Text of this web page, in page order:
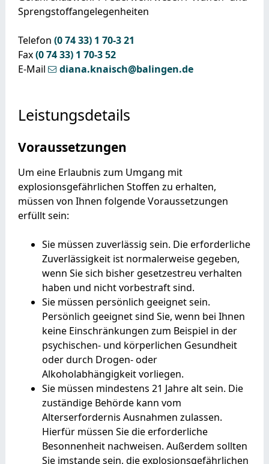
Sprengstoffangelegenheiten
Telefon (07433) 1 70-321
Fax(07433) 1 70-352
E-Mail
diana.knaisch@balingen.de
Leistungsdetails
Voraussetzungen
Um eine Erlaubnis zum Umgang mit
explosionsgefährlichen Stoffen zu erhalten,
müssen von Ihnen folgende Voraussetzungen
erfüllt sein:
Sie müssen zuverlässig sein. Die erforderliche
Zuverlässigkeit ist normalerweise gegeben,
wenn Sie sich bisher gesetzestreu verhalten
haben und nicht vorbestraft sind.
Sie müssen persönlich geeignet sein.
Persönlich geeignet sind Sie, wenn bei Ihnen
keine Einschränkungen zum Beispiel in der
psychischen- und körperlichen Gesundheit
oder durch Drogen- oder
Alkoholabhängigkeit vorliegen.
Sie müssen mindestens 21 Jahre alt sein. Die
zuständige Behörde kann vom
Alterserfordernis Ausnahmen zulassen.
Hierfür müssen Sie die erforderliche
Besonnenheit nachweisen. Außerdem sollten
Sie imstande sein, die explosionsgefährlichen